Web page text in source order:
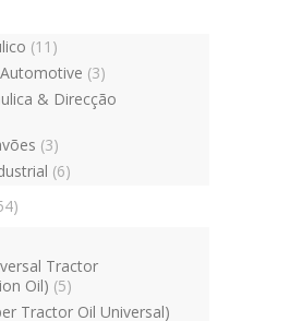
(11)
(3)
& Direcção
(3)
(6)
Tractor
Oil) (5)
Tractor Oil Universal)